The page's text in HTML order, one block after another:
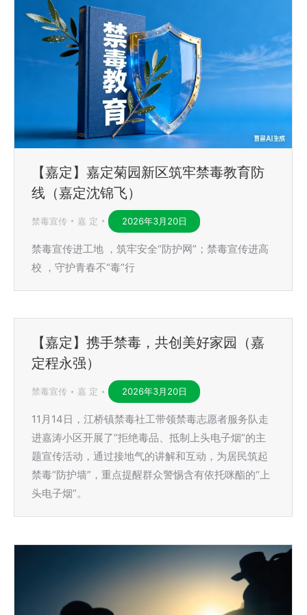
【嘉定】嘉定菊园新区筑牢禁毒教育防
线（嘉定沈锦飞）
禁毒宣传 嘉 定 2026年3月20日
禁毒宣传进工地 ，筑牢安全“防护网”；禁毒宣传进高
校 ，守护青春不“毒”行
【嘉定】携手禁毒，共创美好家园（嘉
定程永强）
禁毒宣传 嘉 定 2026年3月20日
11月14日，江桥镇禁毒社工带领禁毒志愿者服务队走
进嘉涛小区开展了“拒绝毒品、抵制上头电子烟”的主
题宣传活动，通过接地气的讲解和互动，为居民筑起
禁毒“防护墙”，重点提醒群众警惕含有依托咪酯的“上
头电子烟”。